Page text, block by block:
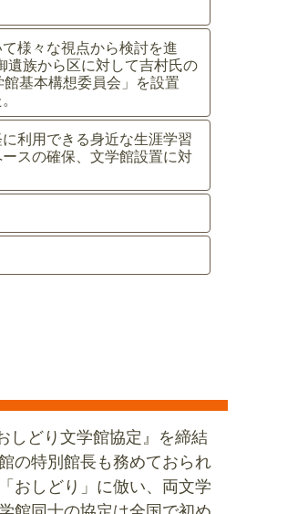
様々な視点から検討を進
遺族から区に対して吉村氏の
基本構想委員会」を設置
利用できる身近な生涯学習
スの確保、文学館設置に対
しどり文学館協定』を締結
の特別館長も務めておられ
おしどり」に倣い、両文学